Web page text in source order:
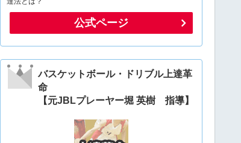
公式ページ
バスケットボール・ドリブル上達革
命
【元JBLプレーヤー堀 英樹 指導】